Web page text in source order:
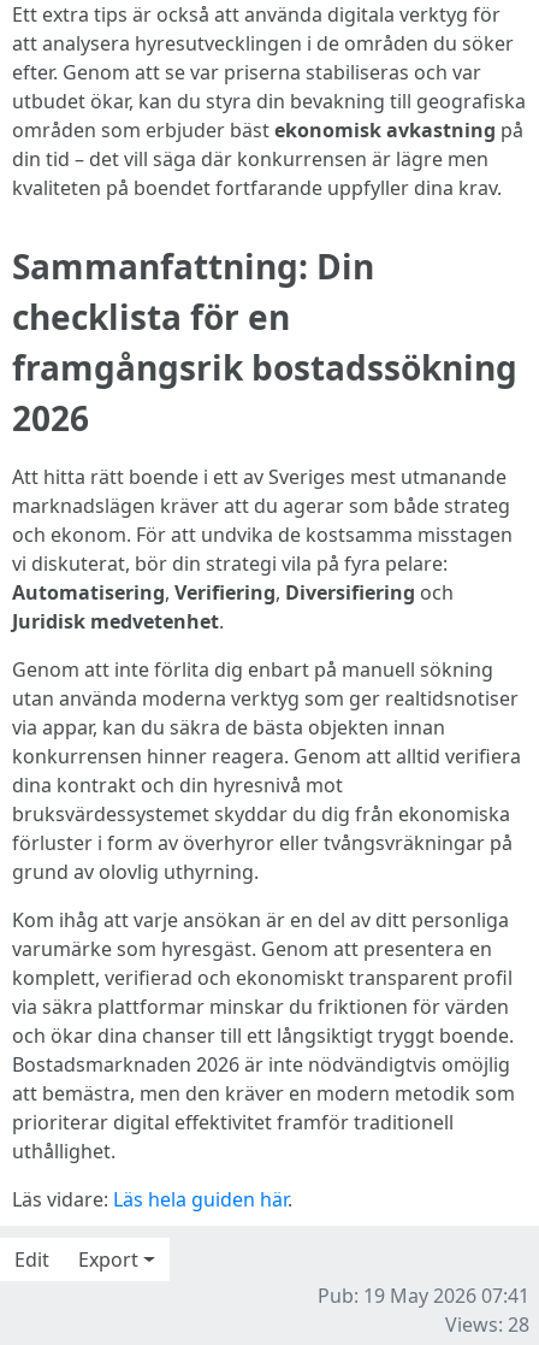
Ett extra tips är också att använda digitala verktyg för
att analysera hyresutvecklingen i de områden du söker
efter. Genom att se var priserna stabiliseras och var
utbudet ökar, kan du styra din bevakning till geografiska
områden som erbjuder bästekonomisk avkastning på
din tid – det vill säga där konkurrensen är lägre men
kvaliteten på boendet fortfarande uppfyller dina krav.
Sammanfattning: Din
checklista för en
framgångsrik bostadssökning
2026
Att hitta rätt boende i ett av Sveriges mest utmanande
marknadslägen kräver att du agerar som både strateg
och ekonom. För att undvika de kostsamma misstagen
vi diskuterat, bör din strategi vila på fyra pelare:
Automatisering, Verifiering, Diversifiering och
Juridisk medvetenhet.
Genom att inte förlita dig enbart på manuell sökning
utan använda moderna verktyg som ger realtidsnotiser
via appar, kan du säkra de bästa objekten innan
konkurrensen hinner reagera. Genom att alltid verifiera
dina kontrakt och din hyresnivå mot
bruksvärdessystemet skyddar du dig från ekonomiska
förluster i form av överhyror eller tvångsvräkningar på
grund av olovlig uthyrning.
Kom ihåg att varje ansökan är en del av ditt personliga
varumärke som hyresgäst. Genom att presentera en
komplett, verifierad och ekonomiskt transparent profil
via säkra plattformar minskar du friktionen för värden
och ökar dina chanser till ett långsiktigt tryggt boende.
Bostadsmarknaden 2026 är inte nödvändigtvis omöjlig
att bemästra, men den kräver en modern metodik som
prioriterar digital effektivitet framför traditionell
uthållighet.
Läs vidare: Läs hela guiden här.
Edit
Export
Pub: 19 May 2026 07:41
Views: 28